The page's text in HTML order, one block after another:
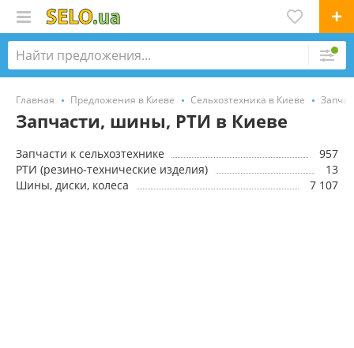
Главная Предложения в Киеве Сельхозтехника в Киеве
Запчасти, шины, РТИ в Киеве
Запчасти к сельхозтехнике
957
РТИ (резино-технические изделия)
13
Шины, диски, колеса
7 107